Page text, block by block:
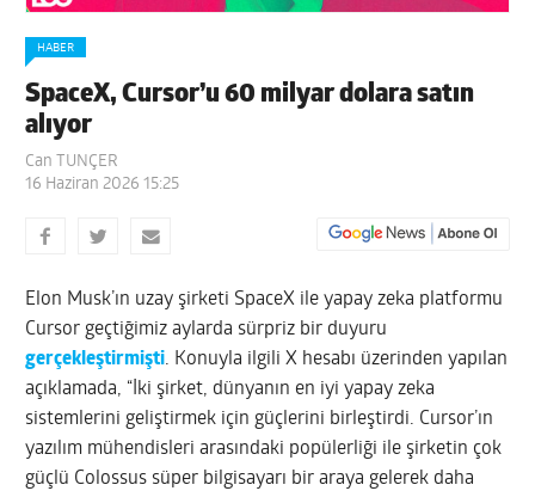
HABER
SpaceX, Cursor’u 60 milyar dolara satın
alıyor
Can TUNÇER
16 Haziran 2026 15:25
Elon Musk’ın uzay şirketi SpaceX ile yapay zeka platformu
Cursor geçtiğimiz aylarda sürpriz bir duyuru
gerçekleştirmişti. Konuyla ilgili X hesabı üzerinden yapılan
açıklamada, “İki şirket, dünyanın en iyi yapay zeka
sistemlerini geliştirmek için güçlerini birleştirdi. Cursor’ın
yazılım mühendisleri arasındaki popülerliği ile şirketin çok
güçlü Colossus süper bilgisayarı bir araya gelerek daha